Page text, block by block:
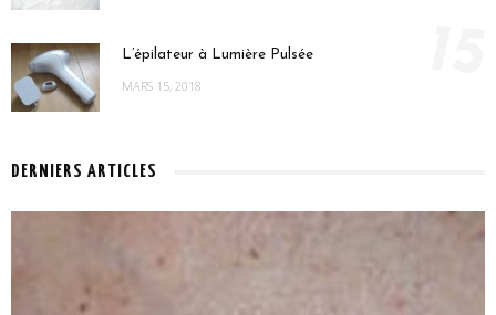
L’épilateur à Lumière Pulsée
MARS 15, 2018
DERNIERS ARTICLES